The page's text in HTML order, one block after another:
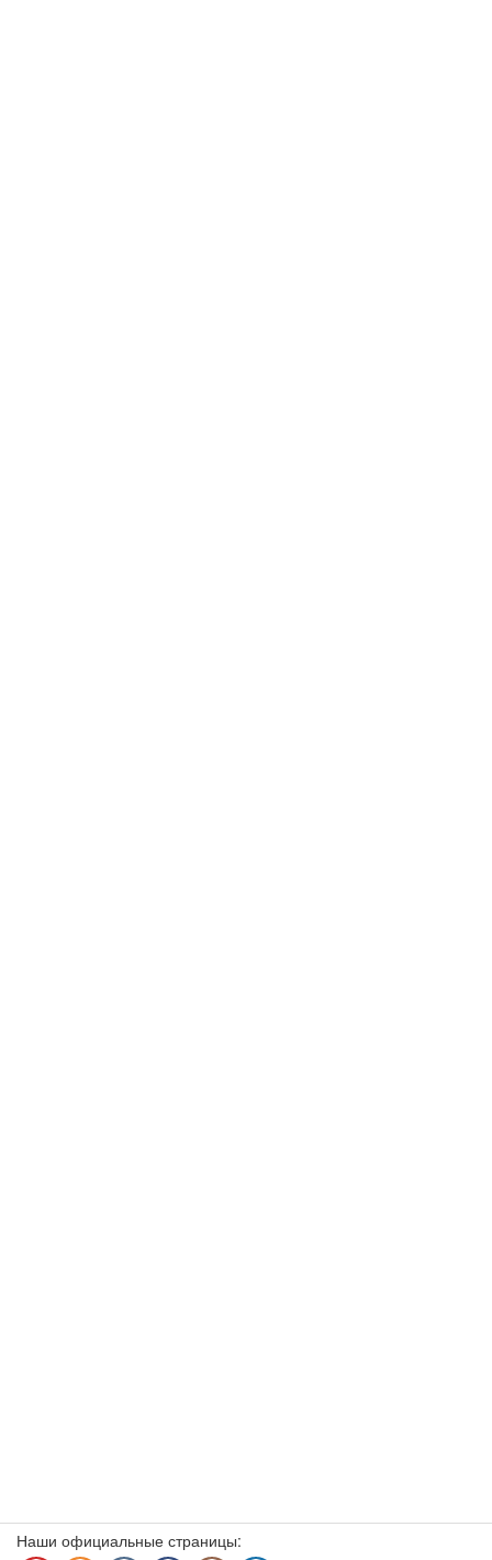
Наши официальные страницы: